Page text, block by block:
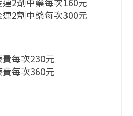
連2劑中藥每次300元
每次230元
每次360元